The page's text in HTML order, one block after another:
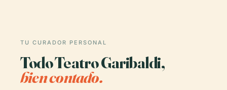
TU CURADOR PERSONAL
Todo Teatro Garibaldi,
bien contado.